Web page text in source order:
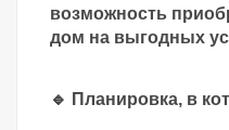
возможность
дом на выгодных
🔹 Планировка, в